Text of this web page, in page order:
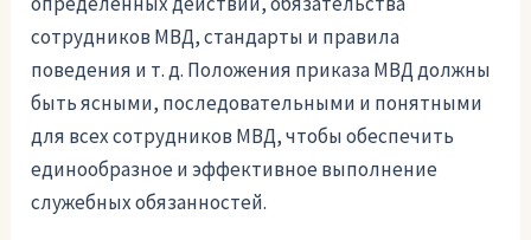
сотрудников МВД, стандарты и правила
поведения и т. д. Положения приказа МВД должны
быть ясными, последовательными и понятными
для всех сотрудников МВД, чтобы обеспечить
единообразное и эффективное выполнение
служебных обязанностей.